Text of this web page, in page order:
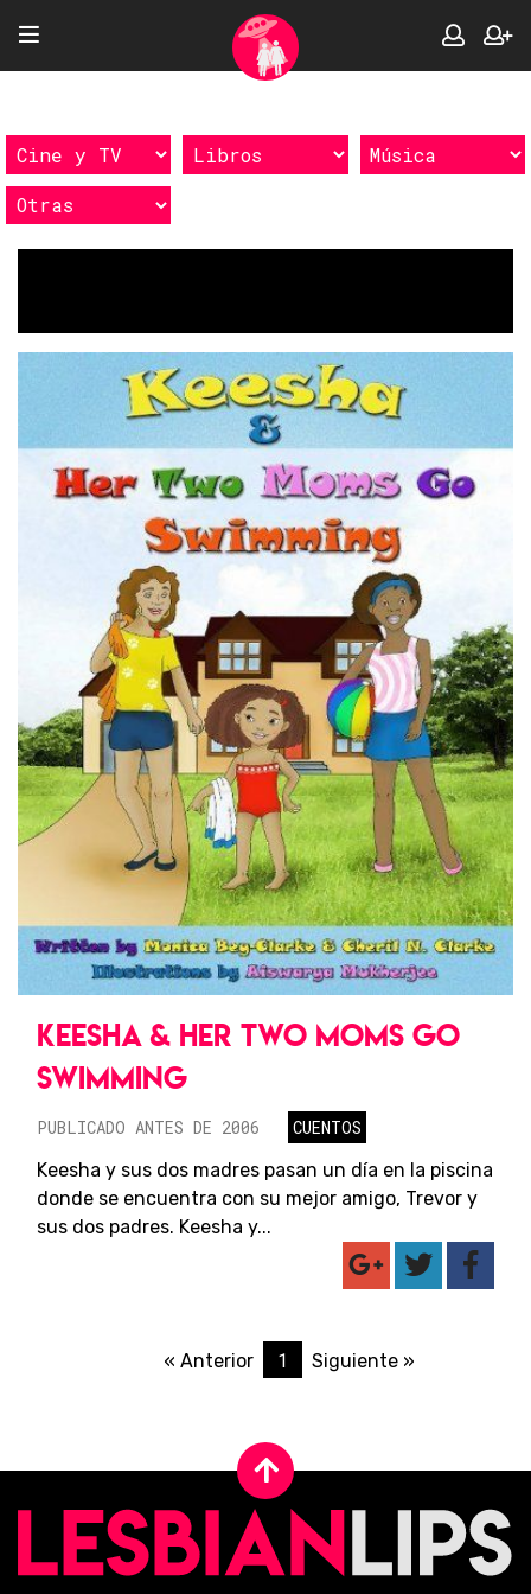
KEESHA & HER TWO MOMS GO
SWIMMING
PUBLICADO ANTES DE 2006
CUENTOS
Keesha y sus dos madres pasan un día en la piscina
donde se encuentra con su mejor amigo, Trevor y
sus dos padres. Keesha y...
« Anterior 1 Siguiente »